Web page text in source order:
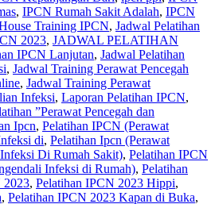
, IPCN Rumah Sakit Adalah, IPCN
Training IPCN, Jadwal Pelatihan
2023, JADWAL PELATIHAN
IPCN Lanjutan, Jadwal Pelatihan
, Jadwal Training Perawat Pencegah
, Jadwal Training Perawat
Infeksi, Laporan Pelatihan IPCN,
”Perawat Pencegah dan
Ipcn, Pelatihan IPCN (Perawat
di, Pelatihan Ipcn (Perawat
Di Rumah Sakit), Pelatihan IPCN
Infeksi di Rumah), Pelatihan
2023, Pelatihan IPCN 2023 Hippi,
, Pelatihan IPCN 2023 Kapan di Buka,